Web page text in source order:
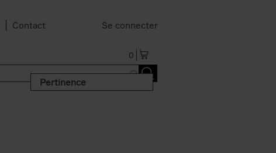
Contact Se connecter
0
Pertinence